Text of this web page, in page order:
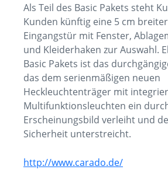
Als Teil des Basic Pakets steht
Kunden künftig eine 5 cm
Eingangstür mit Fenster,
und Kleiderhaken zur Auswahl.
Basic Pakets ist das
das dem serienmäßigen neuen
Heckleuchtenträger mit
Multifunktionsleuchten ein
Erscheinungsbild verleiht und
Sicherheit unterstreicht.
http://www.carado.de/